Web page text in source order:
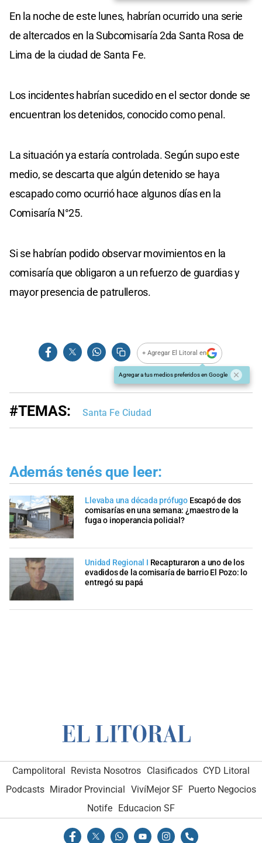
En la noche de este lunes, habrían ocurrido una serie
de altercados en la Subcomisaría 2da Santa Rosa de
Lima de la ciudad de Santa Fe.
Los incidentes habrían sucedido en el sector donde se
encuentran los detenidos, conocido como penal.
La situación ya estaría controlada. Según supo este
medio, se descarta que algún detenido se haya
escapado como ocurrió hace algunos días en la
Comisaría N°25.
Si se habrían podido observar movimientos en la
comisaría que obligaron a un refuerzo de guardias y
mayor presencia de patrulleros.
+ Agregar El Litoral en
Agregar a tus medios preferidos en Google
#TEMAS: Santa Fe Ciudad
Además tenés que leer:
Llevaba una década prófugo Escapó de dos
comisarías en una semana: ¿maestro de la
fuga o inoperancia policial?
Unidad Regional I Recapturaron a uno de los
evadidos de la comisaría de barrio El Pozo: lo
entregó su papá
Campolitoral Revista Nosotros Clasificados CYD Litoral
Podcasts Mirador Provincial VivíMejor SF Puerto Negocios
Notife Educacion SF